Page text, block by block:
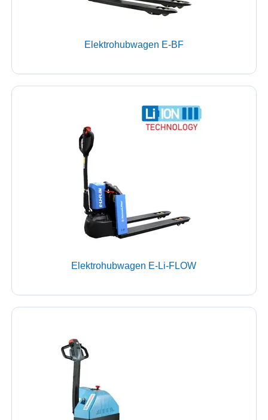
Elektrohubwagen E-BF
Elektrohubwagen E-Li-FLOW